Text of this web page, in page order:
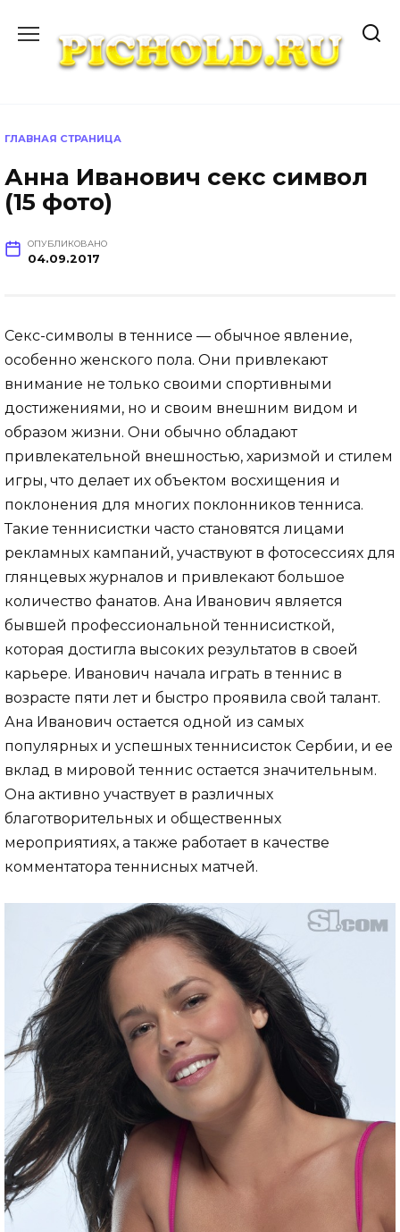
содержанию
ГЛАВНАЯ СТРАНИЦА
Анна Иванович секс символ
(15 фото)
ОПУБЛИКОВАНО
04.09.2017
Секс-символы в теннисе — обычное явление,
особенно женского пола. Они привлекают
внимание не только своими спортивными
достижениями, но и своим внешним видом и
образом жизни. Они обычно обладают
привлекательной внешностью, харизмой и стилем
игры, что делает их объектом восхищения и
поклонения для многих поклонников тенниса.
Такие теннисистки часто становятся лицами
рекламных кампаний, участвуют в фотосессиях для
глянцевых журналов и привлекают большое
количество фанатов. Ана Иванович является
бывшей профессиональной теннисисткой,
которая достигла высоких результатов в своей
карьере. Иванович начала играть в теннис в
возрасте пяти лет и быстро проявила свой талант.
Ана Иванович остается одной из самых
популярных и успешных теннисисток Сербии, и ее
вклад в мировой теннис остается значительным.
Она активно участвует в различных
благотворительных и общественных
мероприятиях, а также работает в качестве
комментатора теннисных матчей.